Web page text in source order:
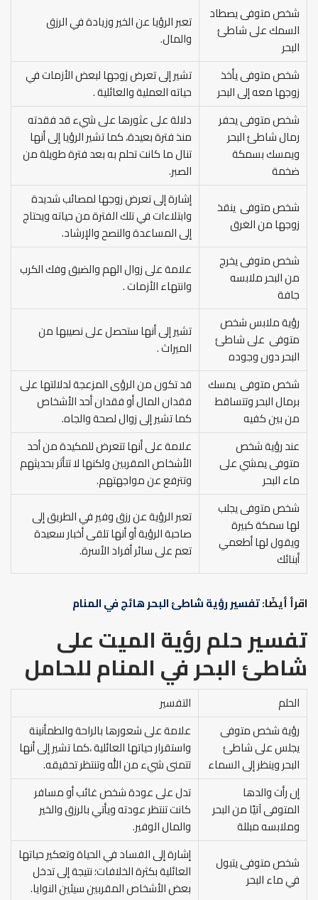
شخص متوفى يصطاد
السمك على شاطئ
البحر
تعبر الرؤيا عن الخير وزيادة في الرزق
والمال.
شخص متوفى يأخذ
زوجها معه إلى البحر
تشير إلى تعرض زوجها لبعض الأزمات في
حياته العملية والعائلية .
شخص متوفى يحفر
رمال شاطئ البحر
ويمسك بسمكة
ضخمة
دلالة على عثورها على شيء قد فقدته
منذ فترة بعيدة، كما تشير الرؤيا إلى أنها
تنال ما كانت تحلم به بعد فترة طويلة من
الصبر.
شخص متوفى ينقذ
زوجها من الغرق
إشارة إلى تعرض زوجها لمصائب شديدة
وابتلاءات في تلك الفترة من حياته ويحتاج
إلى المساعدة والنصح والإرشاد.
شخص متوفى يخرج
من البحر ملابسه
جافة
علامة على زوال الهم والضيق وفك الكرب
وانتهاء الأزمات .
رؤية ملابس شخص
متوفى على شاطئ
البحر دون وجوده
تشير إلى أنها ستحصل على نصيبها من
الميراث .
شخص متوفى يمسك
برمال البحر وتتساقط
من بين كفيه
قد تكون من الرؤى المزعجة لدلالتها على
فقدان المال أو فقدان أحد الأشخاص
كما تشير إلى زوال لصحة والجاه.
عند رؤية شخص
متوفى يمشي على
ماء البحر
علامة على أنها تتعرض للمكيدة من أحد
الأشخاص المقربين ولكنها لا تتأثر بحديثهم
وتترفع عن مواجهتهم.
شخص متوفى يجلب
لها سمكة كبيرة
ويقول لها أطعمي
أبنائك
تعبر الرؤية عن رزق وفير في الطريق إلى
صاحبة الرؤية أو أنها تلقى أخبار سعيدة
تعم على سائر أفراد الأسرة.
اقرأ أيضًا:تفسير رؤية شاطئ البحر هائج في المنام
تفسير حلم رؤية الميت على
شاطئ البحر في المنامللحامل
الحلم
التفسير
رؤية شخص متوفى
يجلس على شاطئ
البحر وينظر إلى السماء
علامة على شعورها بالراحة والطمأنينة
واستقرار حياتها العائلية ،كما تشير إلى أنها
تتمنى شيء من الله وتنتظر تحقيقه.
إن رأت والدها
المتوفى آتيًا من البحر
وملابسه مبللة
تدل على عودة شخص غائب أو مسافر
كانت تنتظر عودته ويأتي بالرزق والخير
والمال الوفير.
شخص متوفى يتبول
في ماء البحر
إشارة إلى الفساد في الحياة وتعكير حياتها
العائلية بكثرة الخلافات؛ نتيجة إلى تدخل
بعض الأشخاص المقربين سيئين النوايا.